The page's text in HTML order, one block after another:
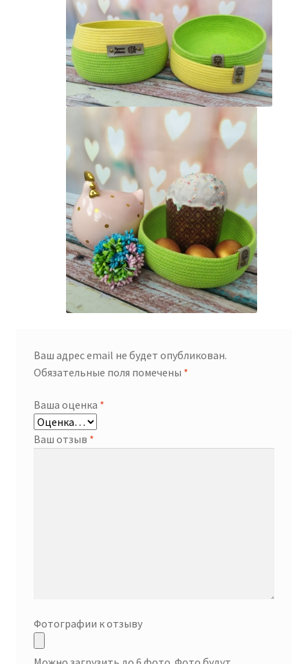
Ваш адрес email не будет опубликован.
Обязательные поля помечены *
Ваша оценка *
Ваш отзыв *
Фотографии к отзыву